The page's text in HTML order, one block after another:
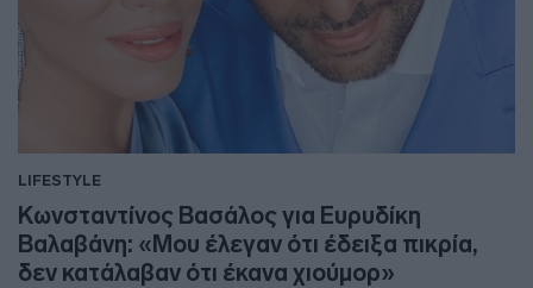
LIFESTYLE
Κωνσταντίνος Βασάλος για Ευρυδίκη
Βαλαβάνη: «Μου έλεγαν ότι έδειξα πικρία,
δεν κατάλαβαν ότι έκανα χιούμορ»